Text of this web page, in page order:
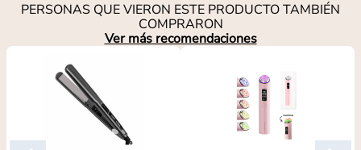
PERSONAS QUE VIERON ESTE PRODUCTO TAMBIÉN
COMPRARON
Ver más recomendaciones